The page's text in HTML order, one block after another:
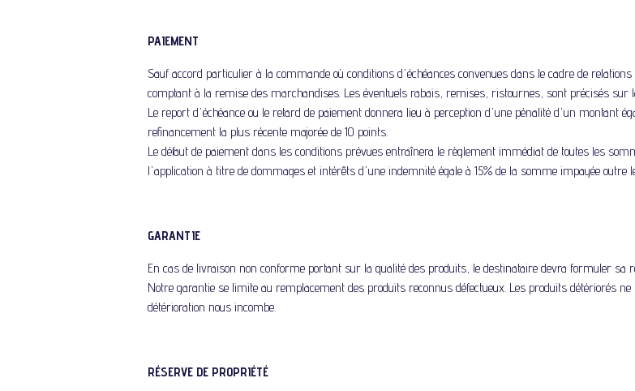
PAIEMENT
Sauf accord particulier à la commande où conditions d'échéances convenues dans le cadre de
comptant à la remise des marchandises. Les éventuels rabais, remises, ristournes, sont précisés sur
Le report d'échéance ou le retard de paiement donnera lieu à perception d'une pénalité d'un montant
refinancement la plus récente majorée de 10 points.
Le défaut de paiement dans les conditions prévues entraînera le règlement immédiat de toutes les
l'application à titre de dommages et intérêts d'une indemnité égale à 15% de la somme impayée outre
GARANTIE
En cas de livraison non conforme portant sur la qualité des produits, le destinataire devra formuler sa
Notre garantie se limite au remplacement des produits reconnus défectueux. Les produits détériorés
détérioration nous incombe.
RÉSERVE DE PROPRIÉTÉ